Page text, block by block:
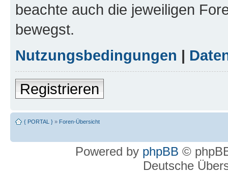
beachte auch die jeweiligen
bewegst.
Nutzungsbedingungen |
Registrieren
{ PORTAL } » Foren-Übersicht
Powered by phpBB ©
Deutsche